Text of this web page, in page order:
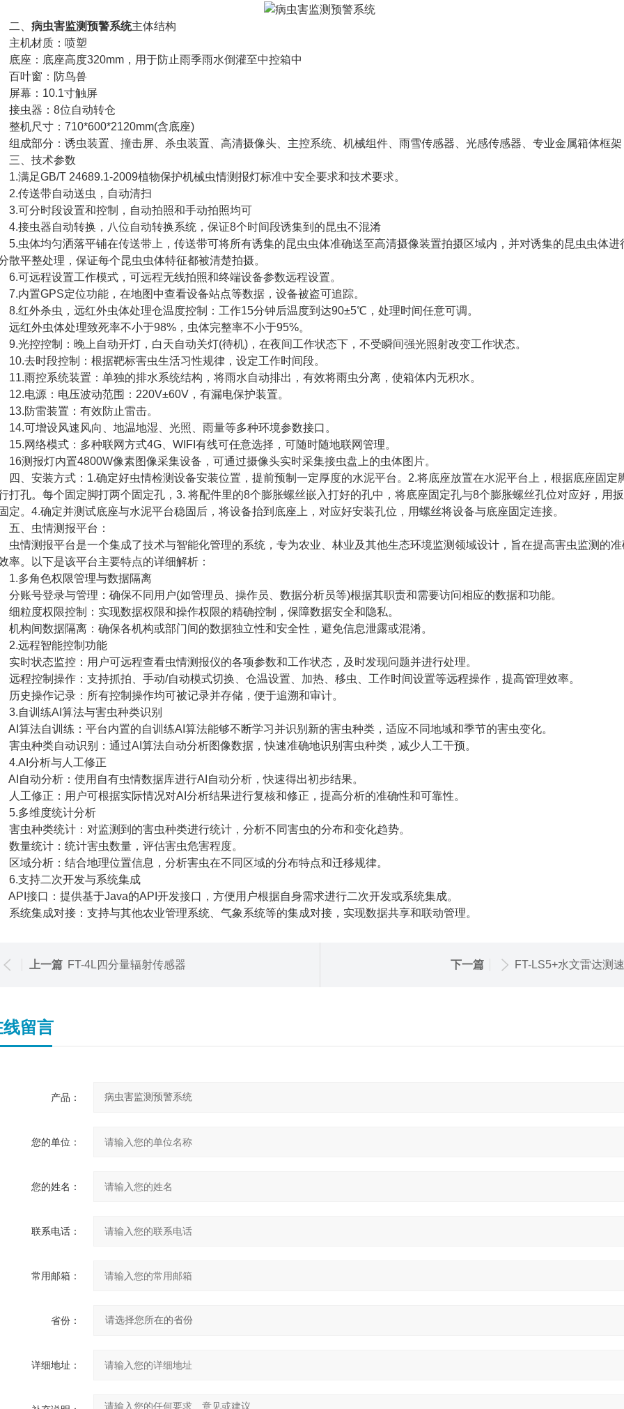
、 病虫害监测预警系统主体结构
材质：喷塑
：底座高度320mm，用于防止雨季雨水倒灌至中控箱中
窗：防鸟兽
：10.1寸触屏
器：8位自动转仓
尺寸：710*600*2120mm(含底座)
部分：诱虫装置、撞击屏、杀虫装置、高清摄像头、主控系统、机械组件、雨雪传感器、光感传感器、专业金属箱体框架
技术参数
足GB/T 24689.1-2009植物保护机械虫情测报灯标准中安全要求和技术要求。
送带自动送虫，自动清扫
分时段设置和控制，自动拍照和手动拍照均可
虫器自动转换，八位自动转换系统，保证8个时间段诱集到的昆虫不混淆
体均匀洒落平铺在传送带上，传送带可将所有诱集的昆虫虫体准确送至高清摄像装置拍摄区域内，并对诱集的昆虫虫体进
散平整处理，保证每个昆虫虫体特征都被清楚拍摄。
远程设置工作模式，可远程无线拍照和终端设备参数远程设置。
置GPS定位功能，在地图中查看设备站点等数据，设备被盗可追踪。
外杀虫，远红外虫体处理仓温度控制：工作15分钟后温度到达90±5℃，处理时间任意可调。
外虫体处理致死率不小于98%，虫体完整率不小于95%。
控控制：晚上自动开灯，白天自动关灯(待机)，在夜间工作状态下，不受瞬间强光照射改变工作状态。
去时段控制：根据靶标害虫生活习性规律，设定工作时间段。
雨控系统装置：单独的排水系统结构，将雨水自动排出，有效将雨虫分离，使箱体内无积水。
电源：电压波动范围：220V±60V，有漏电保护装置。
防雷装置：有效防止雷击。
可增设风速风向、地温地湿、光照、雨量等多种环境参数接口。
网络模式：多种联网方式4G、WIFI有线可任意选择，可随时随地联网管理。
报灯内置4800W像素图像采集设备，可通过摄像头实时采集接虫盘上的虫体图片。
安装方式：1.确定好虫情检测设备安装位置，提前预制一定厚度的水泥平台。2.将底座放置在水泥平台上，根据底座固定
打孔。每个固定脚打两个固定孔，3. 将配件里的8个膨胀螺丝嵌入打好的孔中，将底座固定孔与8个膨胀螺丝孔位对应好，用
定。4.确定并测试底座与水泥平台稳固后，将设备抬到底座上，对应好安装孔位，用螺丝将设备与底座固定连接。
虫情测报平台：
测报平台是一个集成了技术与智能化管理的系统，专为农业、林业及其他生态环境监测领域设计，旨在提高害虫监测的准
率。以下是该平台主要特点的详细解析：
角色权限管理与数据隔离
号登录与管理：确保不同用户(如管理员、操作员、数据分析员等)根据其职责和需要访问相应的数据和功能。
度权限控制：实现数据权限和操作权限的精确控制，保障数据安全和隐私。
间数据隔离：确保各机构或部门间的数据独立性和安全性，避免信息泄露或混淆。
程智能控制功能
状态监控：用户可远程查看虫情测报仪的各项参数和工作状态，及时发现问题并进行处理。
控制操作：支持抓拍、手动/自动模式切换、仓温设置、加热、移虫、工作时间设置等远程操作，提高管理效率。
操作记录：所有控制操作均可被记录并存储，便于追溯和审计。
训练AI算法与害虫种类识别
法自训练：平台内置的自训练AI算法能够不断学习并识别新的害虫种类，适应不同地域和季节的害虫变化。
种类自动识别：通过AI算法自动分析图像数据，快速准确地识别害虫种类，减少人工干预。
分析与人工修正
动分析：使用自有虫情数据库进行AI自动分析，快速得出初步结果。
修正：用户可根据实际情况对AI分析结果进行复核和修正，提高分析的准确性和可靠性。
维度统计分析
种类统计：对监测到的害虫种类进行统计，分析不同害虫的分布和变化趋势。
统计：统计害虫数量，评估害虫危害程度。
分析：结合地理位置信息，分析害虫在不同区域的分布特点和迁移规律。
持二次开发与系统集成
接口：提供基于Java的API开发接口，方便用户根据自身需求进行二次开发或系统集成。
集成对接：支持与其他农业管理系统、气象系统等的集成对接，实现数据共享和联动管理。
上一篇 FT-4L四分量辐射传感器 下一篇 FT-LS5+水文雷达测
线留言
产品：
您的单位：
您的姓名：
联系电话：
常用邮箱：
省份：
详细地址：